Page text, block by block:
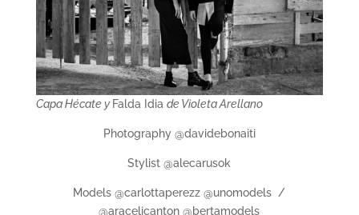
Capa Hécate y Falda Idia de Violeta Arellano
Photography @davidebonaiti
Stylist @alecarusok
Models @carlottaperezz @unomodels /
@aracelicanton @bertamodels